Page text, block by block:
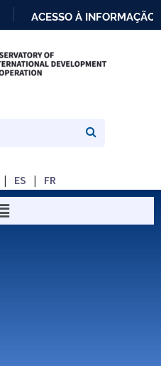
PARA
ACESSO À INFORMAÇÃO
ES FR